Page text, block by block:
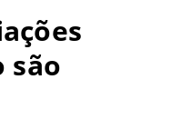
são